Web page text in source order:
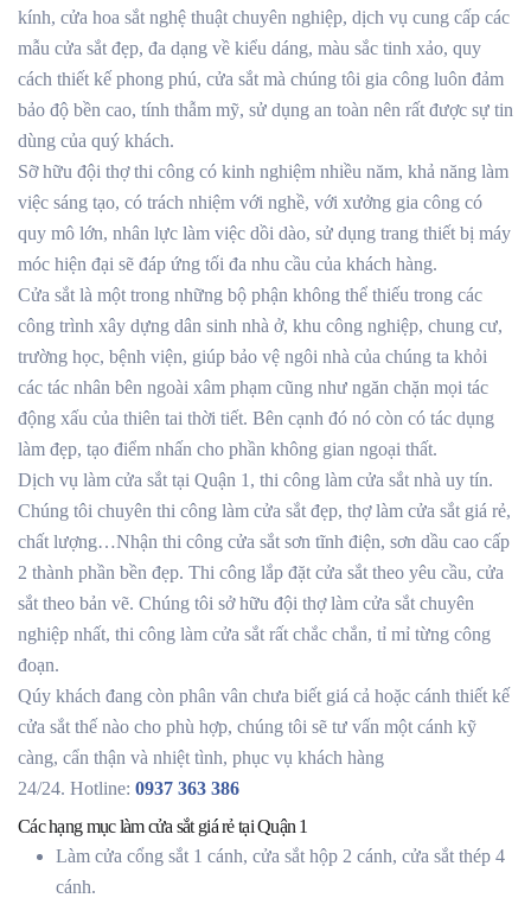
kính, cửa hoa sắt nghệ thuật chuyên nghiệp, dịch vụ cung cấp các
mẫu cửa sắt đẹp, đa dạng về kiểu dáng, màu sắc tinh xảo, quy
cách thiết kế phong phú, cửa sắt mà chúng tôi gia công luôn đảm
bảo độ bền cao, tính thẫm mỹ, sử dụng an toàn nên rất được sự tin
dùng của quý khách.
Sỡ hữu đội thợ thi công có kinh nghiệm nhiều năm, khả năng làm
việc sáng tạo, có trách nhiệm với nghề, với xưởng gia công có
quy mô lớn, nhân lực làm việc dồi dào, sử dụng trang thiết bị máy
móc hiện đại sẽ đáp ứng tối đa nhu cầu của khách hàng.
Cửa sắt là một trong những bộ phận không thể thiếu trong các
công trình xây dựng dân sinh nhà ở, khu công nghiệp, chung cư,
trường học, bệnh viện, giúp bảo vệ ngôi nhà của chúng ta khỏi
các tác nhân bên ngoài xâm phạm cũng như ngăn chặn mọi tác
động xấu của thiên tai thời tiết. Bên cạnh đó nó còn có tác dụng
làm đẹp, tạo điểm nhấn cho phần không gian ngoại thất.
Dịch vụ làm cửa sắt tại Quận 1, thi công làm cửa sắt nhà uy tín.
Chúng tôi chuyên thi công làm cửa sắt đẹp, thợ làm cửa sắt giá rẻ,
chất lượng…Nhận thi công cửa sắt sơn tĩnh điện, sơn dầu cao cấp
2 thành phần bền đẹp. Thi công lắp đặt cửa sắt theo yêu cầu, cửa
sắt theo bản vẽ. Chúng tôi sở hữu đội thợ làm cửa sắt chuyên
nghiệp nhất, thi công làm cửa sắt rất chắc chắn, tỉ mỉ từng công
đoạn.
Qúy khách đang còn phân vân chưa biết giá cả hoặc cánh thiết kế
cửa sắt thế nào cho phù hợp, chúng tôi sẽ tư vấn một cánh kỹ
càng, cẩn thận và nhiệt tình, phục vụ khách hàng
24/24. Hotline: 0937 363 386
Các hạng mục làm cửa sắt giá rẻ tại Quận 1
Làm cửa cổng sắt 1 cánh, cửa sắt hộp 2 cánh, cửa sắt thép 4
cánh.